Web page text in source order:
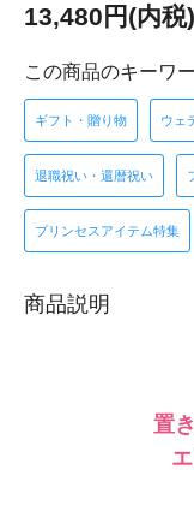
13,480円(内税)
この商品のキーワ
ギフト・贈り物 ウェ
退職祝い・還暦祝い
プリンセスアイテム特集
商品説明
置